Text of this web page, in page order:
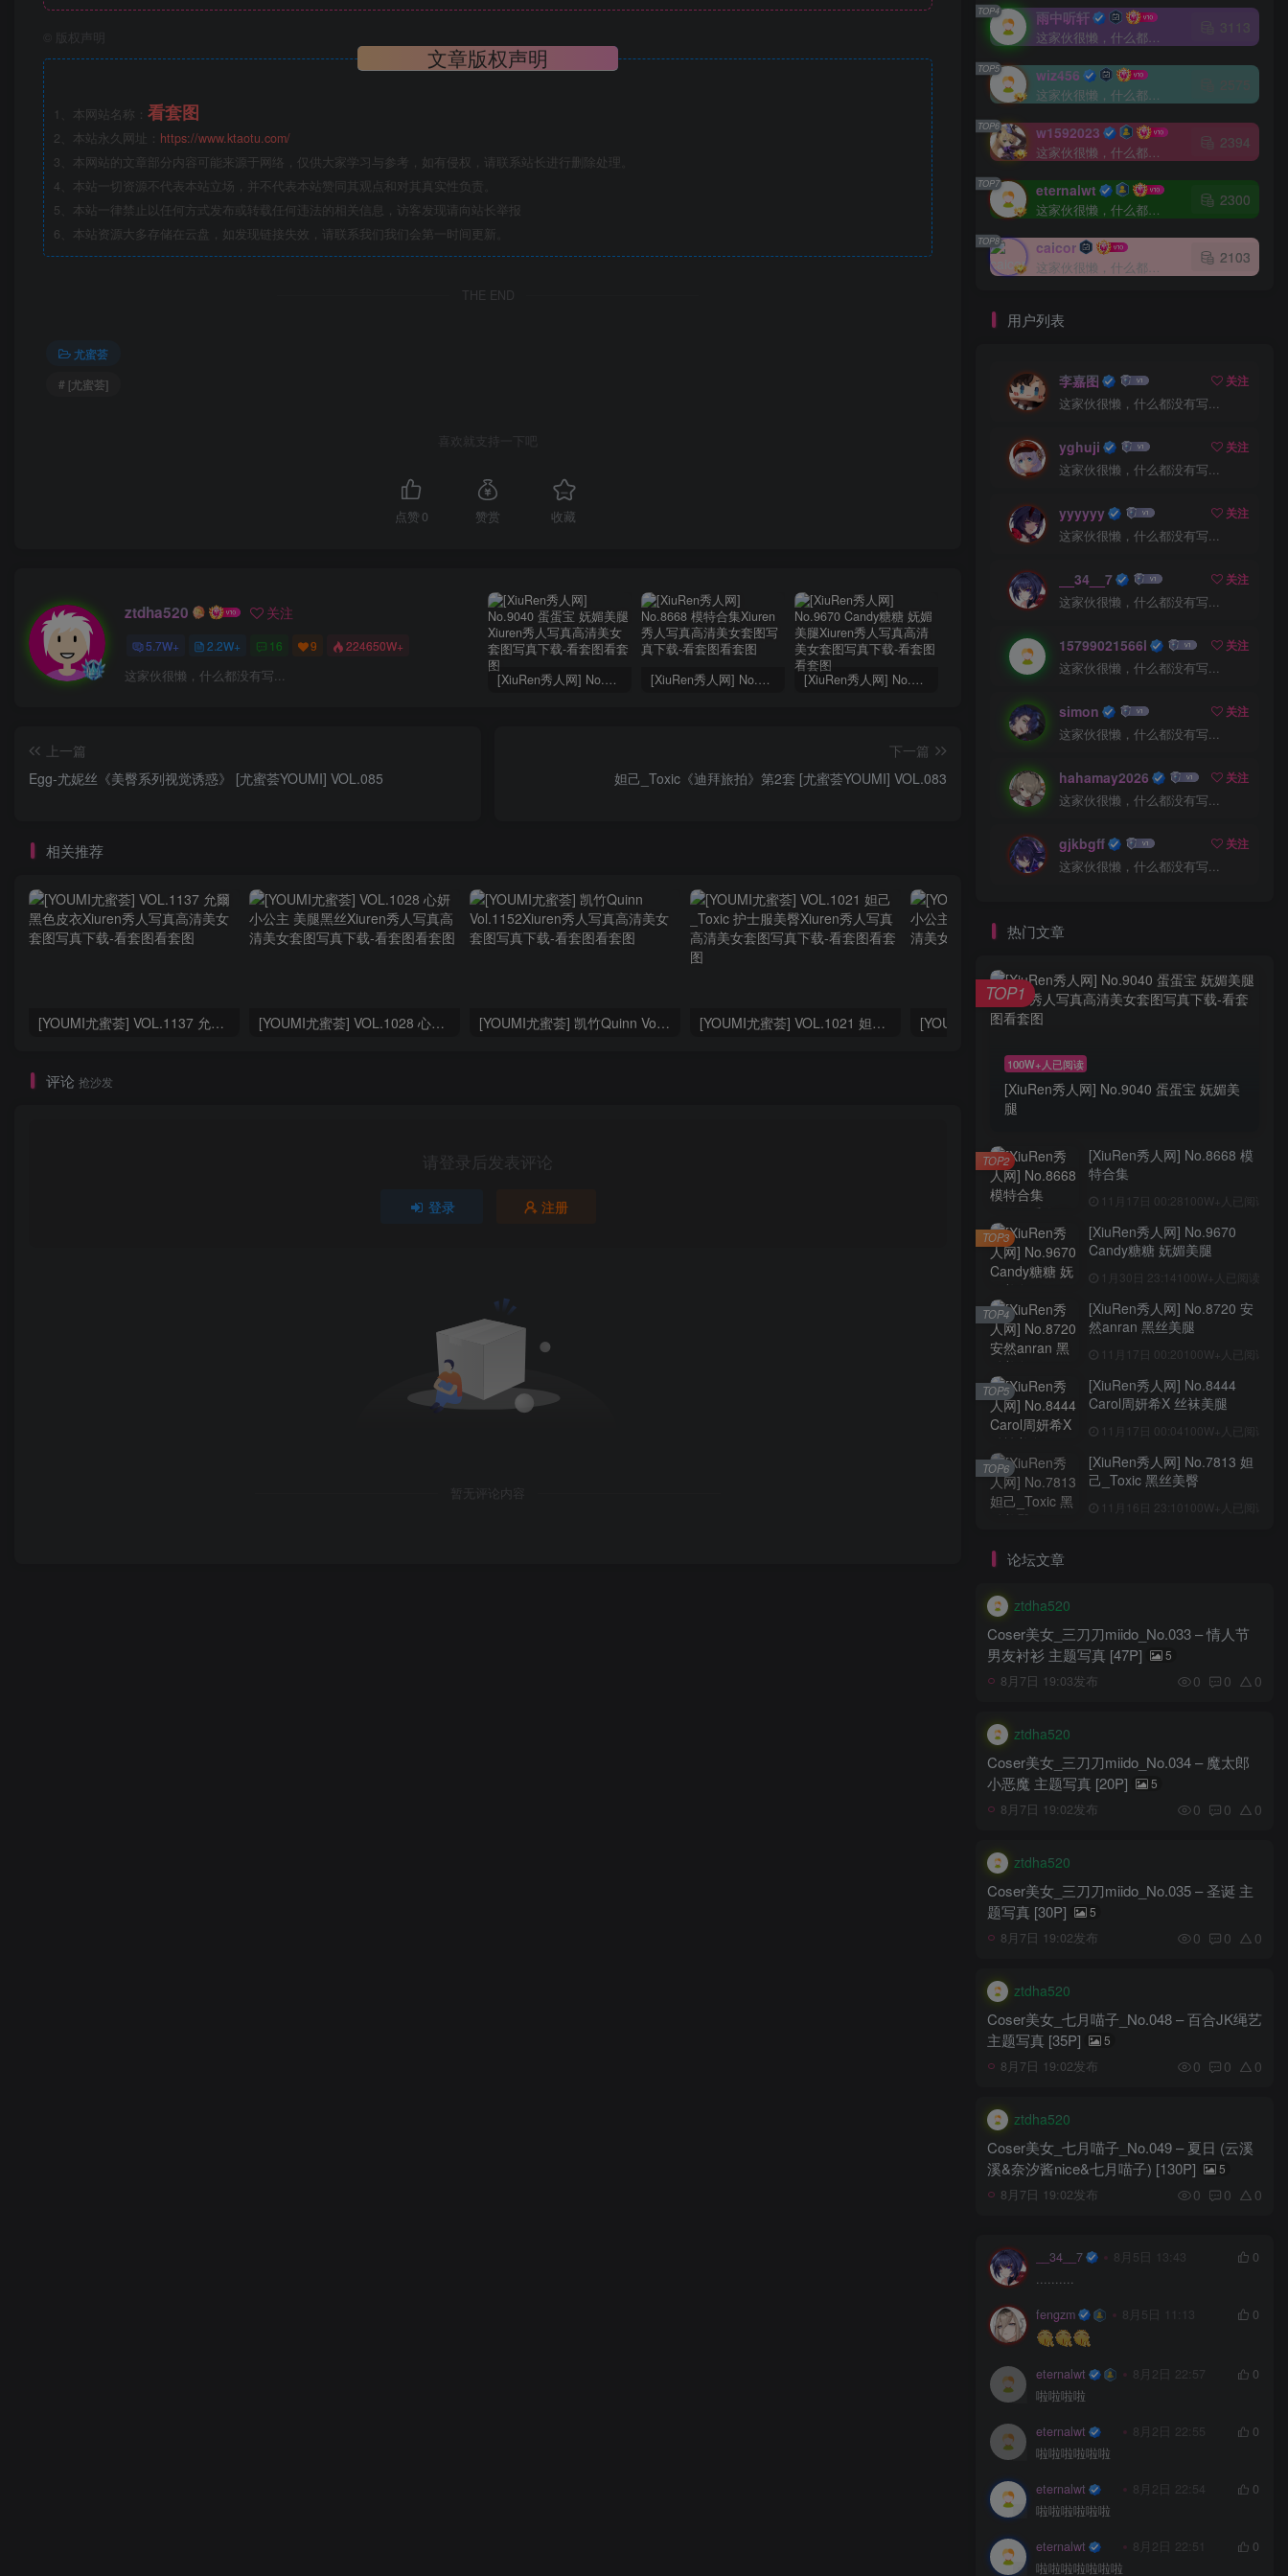
版权声明
文章版权声明
1、本网站名称： 看套图
2、本站永久网址： https://www.ktaotu.com/
3、本网站的文章部分内容可能来源于网络，仅供大家学习与参考，如有侵权，请联系站长进行删除处理。
4、本站一切资源不代表本站立场，并不代表本站赞同其观点和对其真实性负责。
5、本站一律禁止以任何方式发布或转载任何违法的相关信息，访客发现请向站长举报
6、本站资源大多存储在云盘，如发现链接失效，请联系我们我们会第一时间更新。
THE END
尤蜜荟
# [尤蜜荟]
喜欢就支持一下吧
点赞 0 赞赏 收藏
ztdha520 关注
5.7W+ 2.2W+ 16 9 224650W+
这家伙很懒，什么都没有写... [XiuRen秀人网] No.9040 蛋蛋宝 妩媚美腿 [XiuRen秀人网] No.8668 模特合集 [XiuRen秀人网] No.9670 Candy糖糖 妩媚美腿 [XiuRen秀人网] No.8720 安然anran 黑丝美腿
上一篇
Egg-尤妮丝《美臀系列视觉诱惑》 [尤蜜荟YOUMI] VOL.085
下一篇
妲己_Toxic《迪拜旅拍》第2套 [尤蜜荟YOUMI] VOL.083
相关推荐
[YOUMI尤蜜荟] VOL.1137 允爾 黑色皮衣 [YOUMI尤蜜荟] VOL.1028 心妍小公主 美腿黑丝 [YOUMI尤蜜荟] 凯竹Quinn Vol.1152 [YOUMI尤蜜荟] VOL.1021 妲己_Toxic 护士服美臀
评论 抢沙发
请登录后发表评论
登录 注册
暂无评论内容
TOP4 雨中听轩
这家伙很懒，什么都没有写...
TOP5 wiz456
这家伙很懒，什么都没有写...
TOP6 w1592023
这家伙很懒，什么都没有写...
2394
TOP7 eternalwt
这家伙很懒，什么都没有写...
2300
TOP8 caicor
这家伙很懒，什么都没有写...
2103
用户列表
李嘉图
关注
这家伙很懒，什么都没有写...
yghuji
关注
这家伙很懒，什么都没有写...
yyyyyy
关注
这家伙很懒，什么都没有写...
__34__7
关注
这家伙很懒，什么都没有写...
15799021566l
关注
这家伙很懒，什么都没有写...
simon
关注
这家伙很懒，什么都没有写...
hahamay2026
关注
这家伙很懒，什么都没有写...
gjkbgff
关注
这家伙很懒，什么都没有写...
热门文章
100W+人已阅读
[XiuRen秀人网] No.9040 蛋蛋宝 妩媚美
腿
TOP1
[XiuRen秀人网] No.8668 模
特合集
11月17日 00:28 100W+人已阅读
TOP2
[XiuRen秀人网] No.9670
Candy糖糖 妩媚美腿
1月30日 23:14 100W+人已阅读
TOP3
[XiuRen秀人网] No.8720 安
然anran 黑丝美腿
11月17日 00:20 100W+人已阅读
TOP4
[XiuRen秀人网] No.8444
Carol周妍希X 丝袜美腿
11月17日 00:04 100W+人已阅读
TOP5
[XiuRen秀人网] No.7813 妲
己_Toxic 黑丝美臀
11月16日 23:10 100W+人已阅读
TOP6
论坛文章
ztdha520
Coser美女_三刀刀miido_No.033 – 情人节
男友衬衫 主题写真 [47P]
5
8月7日 19:03发布 0 0 0
ztdha520
Coser美女_三刀刀miido_No.034 – 魔太郎
小恶魔 主题写真 [20P]
5
8月7日 19:02发布 0 0 0
ztdha520
Coser美女_三刀刀miido_No.035 – 圣诞 主
题写真 [30P]
5
8月7日 19:02发布 0 0 0
ztdha520
Coser美女_七月喵子_No.048 – 百合JK绳艺
主题写真 [35P]
5
8月7日 19:02发布 0 0 0
ztdha520
Coser美女_七月喵子_No.049 – 夏日 (云溪
溪&奈汐酱nice&七月喵子) [130P]
5
8月7日 19:02发布 0 0 0
__34__7 8月5日 13:43
0
..........
fengzm 8月5日 11:13 0
eternalwt 8月2日 22:57
0
啦啦啦啦
eternalwt 8月2日 22:55
0
啦啦啦啦啦啦
eternalwt 8月2日 22:54
0
啦啦啦啦啦啦
eternalwt 8月2日 22:51
0
啦啦啦啦啦啦啦